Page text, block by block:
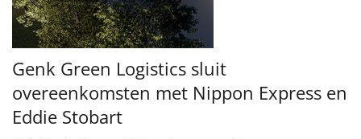
Genk Green Logistics sluit
overeenkomsten met Nippon Express en
Eddie Stobart